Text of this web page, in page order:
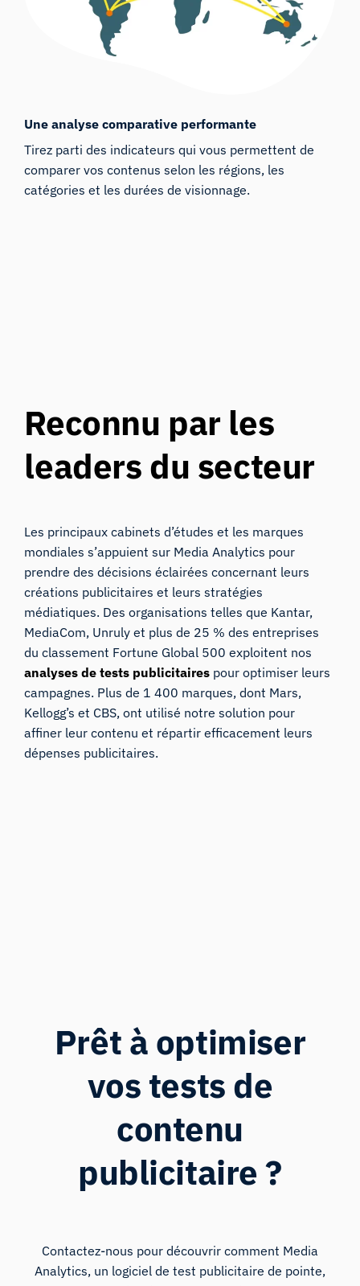
Une analyse comparative performante
Tirez parti des indicateurs qui vous permettent de
comparer vos contenus selon les régions, les
catégories et les durées de visionnage.
Reconnu par les
leaders du secteur
Les principaux cabinets d’études et les marques
mondiales s’appuient sur Media Analytics pour
prendre des décisions éclairées concernant leurs
créations publicitaires et leurs stratégies
médiatiques. Des organisations telles que Kantar,
MediaCom, Unruly et plus de 25 % des entreprises
du classement Fortune Global 500 exploitent nos
analyses de tests publicitaires pour optimiser leurs
campagnes. Plus de 1 400 marques, dont Mars,
Kellogg’s et CBS, ont utilisé notre solution pour
affiner leur contenu et répartir efficacement leurs
dépenses publicitaires.
Prêt à optimiser
vos tests de
contenu
publicitaire ?
Contactez-nous pour découvrir comment Media
Analytics, un logiciel de test publicitaire de pointe,